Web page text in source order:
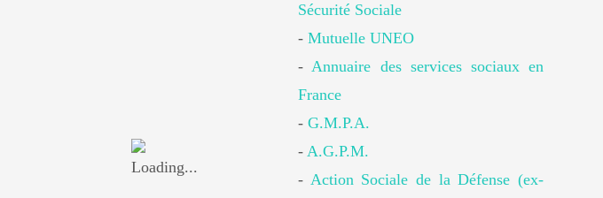
Sécurité Sociale
-Mutuelle UNEO
-Annuaire des services sociaux en
France
-G.M.P.A.
-A.G.P.M.
- Action Sociale de la Défense (ex-